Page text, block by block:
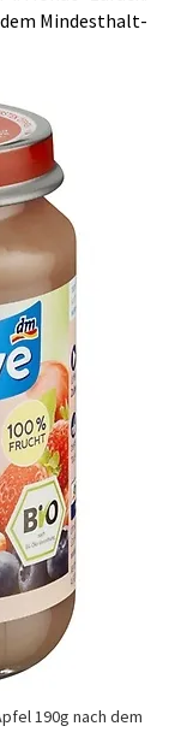
dem Mindest­halt­
190g nach dem